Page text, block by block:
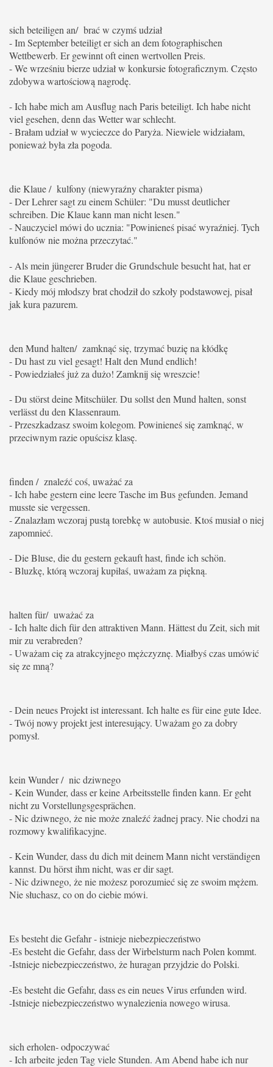
sich beteiligen an/ brać w czymś udział
- Im September beteiligt er sich an dem fotographischen
Wettbewerb. Er gewinnt oft einen wertvollen Preis.
- We wrześniu bierze udział w konkursie fotograficznym. Często
zdobywa wartościową nagrodę.
- Ich habe mich am Ausflug nach Paris beteiligt. Ich habe nicht
viel gesehen, denn das Wetter war schlecht.
- Brałam udział w wycieczce do Paryża. Niewiele widziałam,
ponieważ była zła pogoda.
die Klaue / kulfony (niewyraźny charakter pisma)
- Der Lehrer sagt zu einem Schüler: "Du musst deutlicher
schreiben. Die Klaue kann man nicht lesen."
- Nauczyciel mówi do ucznia: "Powinieneś pisać wyraźniej. Tych
kulfonów nie można przeczytać."
- Als mein jüngerer Bruder die Grundschule besucht hat, hat er
die Klaue geschrieben.
- Kiedy mój młodszy brat chodził do szkoły podstawowej, pisał
jak kura pazurem.
den Mund halten/ zamknąć się, trzymać buzię na kłódkę
- Du hast zu viel gesagt! Halt den Mund endlich!
- Powiedziałeś już za dużo! Zamknij się wreszcie!
- Du störst deine Mitschüler. Du sollst den Mund halten, sonst
verlässt du den Klassenraum.
- Przeszkadzasz swoim kolegom. Powinieneś się zamknąć, w
przeciwnym razie opuścisz klasę.
finden / znaleźć coś, uważać za
- Ich habe gestern eine leere Tasche im Bus gefunden. Jemand
musste sie vergessen.
- Znalazłam wczoraj pustą torebkę w autobusie. Ktoś musiał o niej
zapomnieć.
- Die Bluse, die du gestern gekauft hast, finde ich schön.
- Bluzkę, którą wczoraj kupiłaś, uważam za piękną.
halten für/ uważać za
- Ich halte dich für den attraktiven Mann. Hättest du Zeit, sich mit
mir zu verabreden?
- Uważam cię za atrakcyjnego mężczyznę. Miałbyś czas umówić
się ze mną?
-Dein neues Projekt ist interessant. Ich halte es für eine gute Idee.
- Twój nowy projekt jest interesujący. Uważam go za dobry
pomysł.
kein Wunder / nic dziwnego
- Kein Wunder, dass er keine Arbeitsstelle finden kann. Er geht
nicht zu Vorstellungsgesprächen.
- Nic dziwnego, że nie może znaleźć żadnej pracy. Nie chodzi na
rozmowy kwalifikacyjne.
- Kein Wunder, dass du dich mit deinem Mann nicht verständigen
kannst. Du hörst ihm nicht, was er dir sagt.
- Nic dziwnego, że nie możesz porozumieć się ze swoim mężem.
Nie słuchasz, co on do ciebie mówi.
Es besteht die Gefahr - istnieje niebezpieczeństwo
-Es besteht die Gefahr, dass der Wirbelsturm nach Polen kommt.
-Istnieje niebezpieczeństwo, że huragan przyjdzie do Polski.
-Es besteht die Gefahr, dass es ein neues Virus erfunden wird.
-Istnieje niebezpieczeństwo wynalezienia nowego wirusa.
sich erholen- odpoczywać
- Ich arbeite jeden Tag viele Stunden. Am Abend habe ich nur